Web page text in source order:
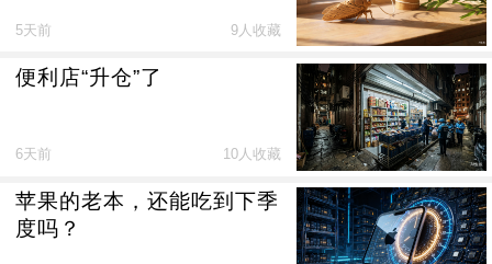
5天前 9人收藏
便利店“升仓”了
6天前 10人收藏
苹果的老本，还能吃到下季
度吗？